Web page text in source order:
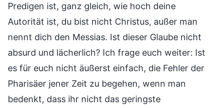
Predigen ist, ganz gleich, wie hoch deine
Autorität ist, du bist nicht Christus, außer man
nennt dich den Messias. Ist dieser Glaube nicht
absurd und lächerlich? Ich frage euch weiter: Ist
es für euch nicht äußerst einfach, die Fehler der
Pharisäer jener Zeit zu begehen, wenn man
bedenkt, dass ihr nicht das geringste